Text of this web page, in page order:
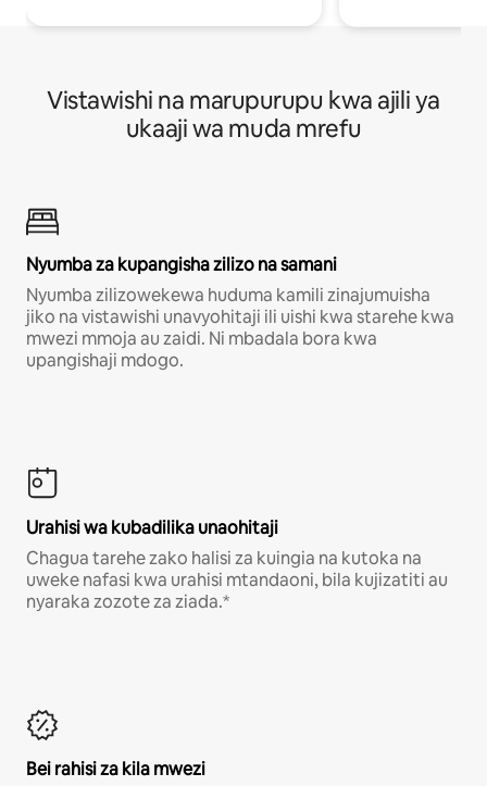
Vistawishi na marupurupu kwa ajili ya
ukaaji wa muda mrefu
Nyumba za kupangisha zilizo na samani
Nyumba zilizowekewa huduma kamili zinajumuisha
jiko na vistawishi unavyohitaji ili uishi kwa starehe kwa
mwezi mmoja au zaidi. Ni mbadala bora kwa
upangishaji mdogo.
Urahisi wa kubadilika unaohitaji
Chagua tarehe zako halisi za kuingia na kutoka na
uweke nafasi kwa urahisi mtandaoni, bila kujizatiti au
nyaraka zozote za ziada.*
Bei rahisi za kila mwezi